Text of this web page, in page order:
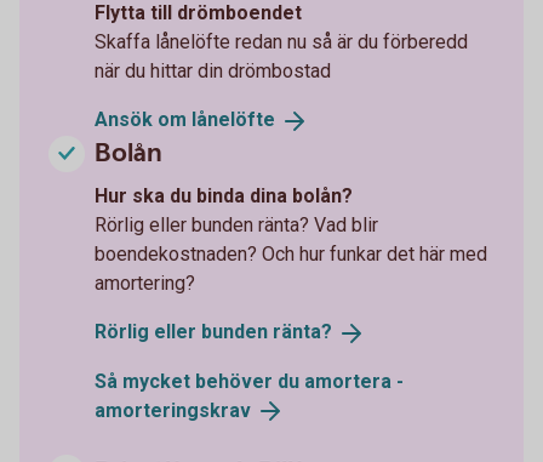
Flytta till drömboendet
Skaffa lånelöfte redan nu så är du förberedd
när du hittar din drömbostad
Ansök om lånelöfte
Bolån
Hur ska du binda dina bolån?
Rörlig eller bunden ränta? Vad blir
boendekostnaden? Och hur funkar det här med
amortering?
Rörlig eller bunden ränta?
Så mycket behöver du amortera -
amorteringskrav